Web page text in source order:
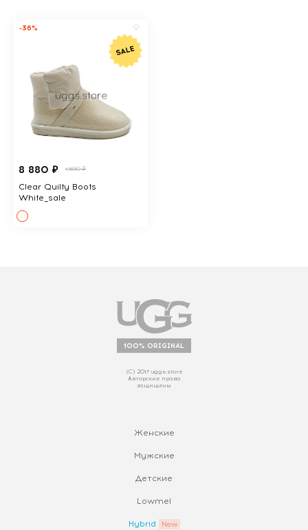
-36%
8 880 ₽ 13690 ₽
Clear Quilty Boots
White_sale
100% ORIGINAL
(С) 2017 uggs.store
Авторские права
защищены
Женские
Мужские
Детские
Lowmel
Hybrid